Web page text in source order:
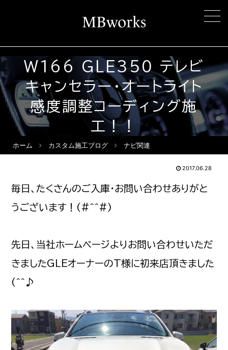
W166 GLE350 テレビ
キャンセラー・オートライト
感度調整コーディング施
工！！
ホーム カスタム施工ブログ ナビ関連
2017.06.28
毎日、たくさんのご入庫・お問い合わせありがと
うございます！(#^^#)
先日、当社ホームページよりお問い合わせいただ
きましたGLEオーナーのT様に初来店頂きました
(^^♪